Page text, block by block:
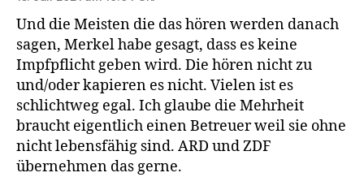
Und die Meisten die das hören werden danach
sagen, Merkel habe gesagt, dass es keine
Impfpflicht geben wird. Die hören nicht zu
und/oder kapieren es nicht. Vielen ist es
schlichtweg egal. Ich glaube die Mehrheit
braucht eigentlich einen Betreuer weil sie ohne
nicht lebensfähig sind. ARD und ZDF
übernehmen das gerne.